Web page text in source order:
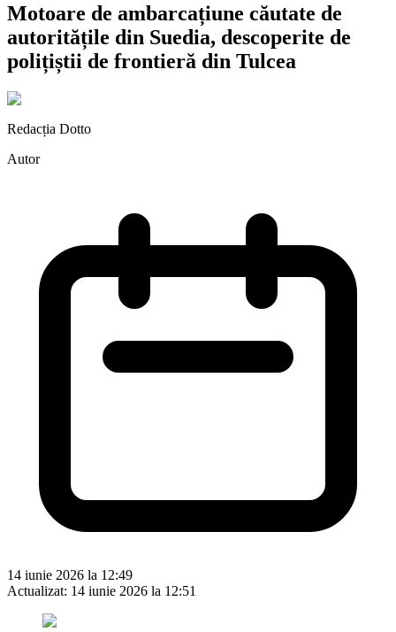
Motoare de ambarcațiune căutate de
autoritățile din Suedia, descoperite de
polițiștii de frontieră din Tulcea
Redacția Dotto
Autor
14 iunie 2026 la 12:49
Actualizat: 14 iunie 2026 la 12:51